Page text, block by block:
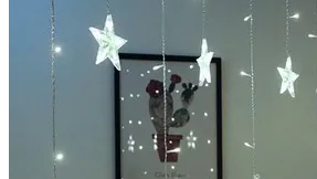
Grįžti į parduotuvę